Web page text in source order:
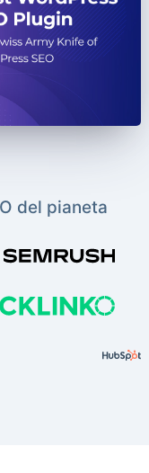
del pianeta